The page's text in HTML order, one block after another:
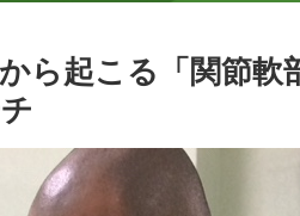
ら起こる「関節軟